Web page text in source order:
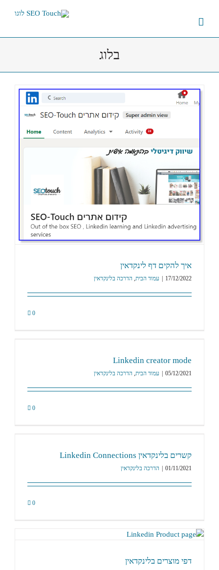
בלוג
איך להקים דף לינקדאין
17/12/2022 עמוד הבית, הדרכה בלינקדאין
0
Linkedin creator mode
05/12/2021 עמוד הבית, הדרכה בלינקדאין
0
קשרים בלינקדאין Linkedin Connections
01/11/2021 הדרכה בלינקדאין
0
דפי מוצרים בלינקדאין